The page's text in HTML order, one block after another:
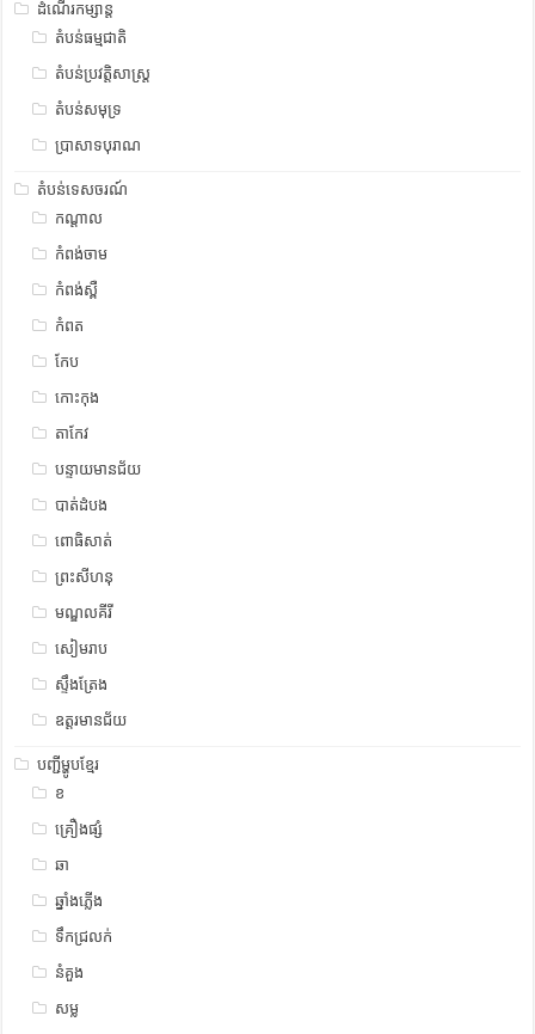
ដំណើរកម្សាន្ត
តំបន់ធម្មជាតិ
តំបន់ប្រវត្តិសាស្រ្ត
តំបន់សមុទ្រ
ប្រាសាទបុរាណ
តំបន់ទេសចរណ៍
កណ្តាល
កំពង់ចាម
កំពង់ស្ពឺ
កំពត
កែប
កោះកុង
តាកែវ
បន្ទាយមានជ័យ
បាត់ដំបង
ពោធិសាត់
ព្រះសីហនុ
មណ្ឌលគីរី
សៀមរាប
ស្ទឹង​​ត្រែង
ឧត្ដរមានជ័យ
បញ្ជីម្ហូបខ្មែរ
ខ
គ្រឿងផ្សំ
ឆា
ឆ្នាំងភ្លើង
ទឹកជ្រលក់
នំគួង
សម្ល